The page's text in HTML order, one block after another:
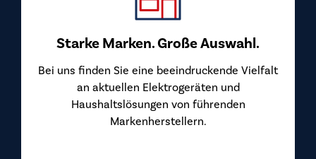
Starke Marken. Große Auswahl.
Bei uns finden Sie eine beeindruckende Vielfalt
an aktuellen Elektrogeräten und
Haushaltslösungen von führenden
Markenherstellern.